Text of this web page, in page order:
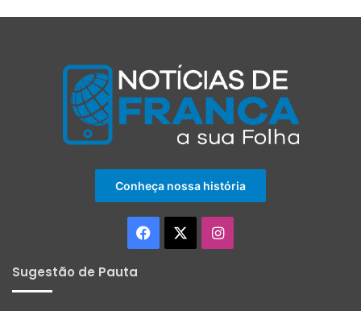
Conheça nossa história
Facebook Instagram
Sugestão de Pauta